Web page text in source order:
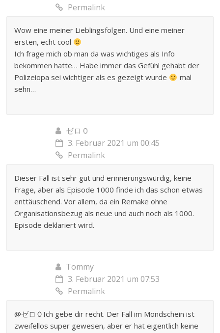
Permalink
Wow eine meiner Lieblingsfolgen. Und eine meiner
ersten, echt cool
Ich frage mich ob man da was wichtiges als Info
bekommen hatte… Habe immer das Gefühl gehabt der
Polizeiopa sei wichtiger als es gezeigt wurde
mal
sehn…
ゼロ０
3. Februar 2021 um 00:45
Permalink
Dieser Fall ist sehr gut und erinnerungswürdig, keine
Frage, aber als Episode 1000 finde ich das schon etwas
enttäuschend. Vor allem, da ein Remake ohne
Organisationsbezug als neue und auch noch als 1000.
Episode deklariert wird.
Tommy
3. Februar 2021 um 07:53
Permalink
@ゼロ０Ich gebe dir recht. Der Fall im Mondschein ist
zweifellos super gewesen, aber er hat eigentlich keine